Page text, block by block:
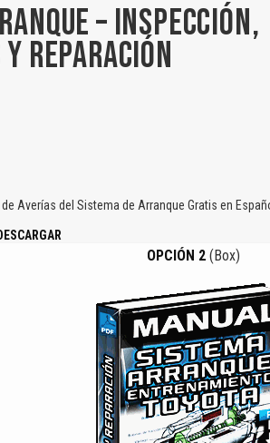
– INSPECCIÓN,
REPARACIÓN
Averías del Sistema de Arranque Gratis en
DESCARGAR
OPCIÓN 2(Box)